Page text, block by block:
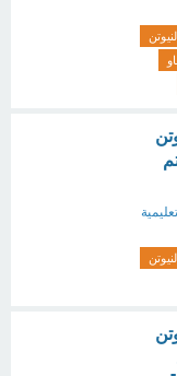
لنيوتن
٠٠٠٠٠٠٠ [تم
لنيوتن